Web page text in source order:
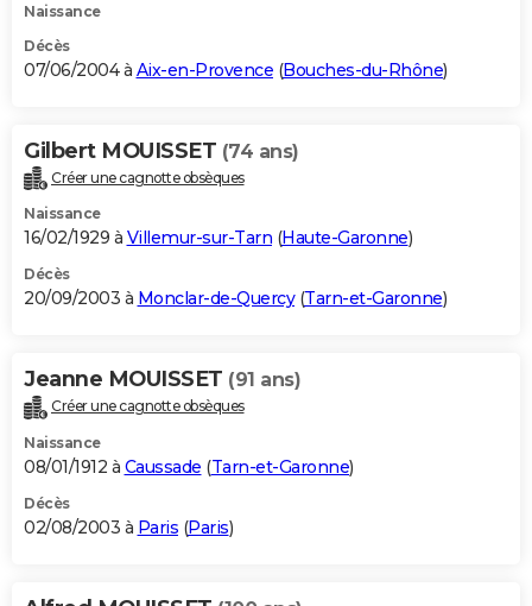
Naissance
Décès
07/06/2004 à Aix-en-Provence (Bouches-du-Rhône)
Gilbert MOUISSET (74 ans)
Créer une cagnotte obsèques
Naissance
16/02/1929 à Villemur-sur-Tarn (Haute-Garonne)
Décès
20/09/2003 à Monclar-de-Quercy(Tarn-et-Garonne)
Jeanne MOUISSET (91 ans)
Créer une cagnotte obsèques
Naissance
08/01/1912 à Caussade (Tarn-et-Garonne)
Décès
02/08/2003 à Paris (Paris)